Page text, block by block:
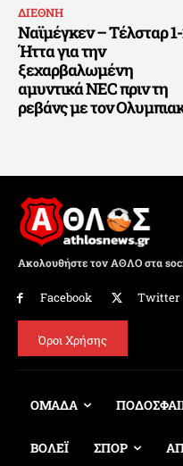
ΔΙΕΘΝΗ
Ναϊμέγκεν – Τέλσταρ
Ήττα για την
ξεχαρβαλωμένη
αμυντικά NEC πριν τη
ρεβάνς με τον
Ακολουθήστε τον ΑΘΛΟ στα
Facebook Twitter
Όροι Χρήσης
ΟΜΑΔΑ
ΒΟΛΕΪ ΣΠΟΡ